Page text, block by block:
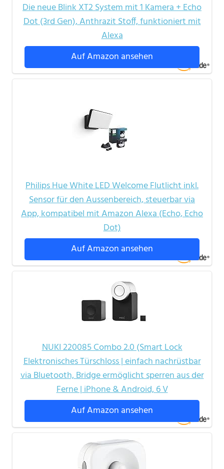
Die neue Blink XT2 System mit 1 Kamera + Echo
Dot (3rd Gen), Anthrazit Stoff, funktioniert mit
Alexa
Auf Amazon ansehen
Philips Hue White LED Welcome Flutlicht inkl.
Sensor für den Aussenbereich, steuerbar via
App, kompatibel mit Amazon Alexa (Echo, Echo
Dot)
Auf Amazon ansehen
NUKI 220085 Combo 2.0 (Smart Lock
Elektronisches Türschloss | einfach nachrüstbar
via Bluetooth, Bridge ermöglicht sperren aus der
Ferne | iPhone & Android, 6 V
Auf Amazon ansehen